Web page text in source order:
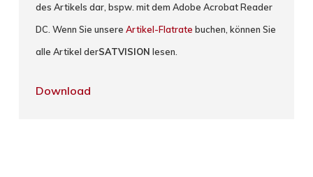
des Artikels dar, bspw. mit dem Adobe Acrobat Reader
DC. Wenn Sie unsereArtikel-Flatrate buchen, können Sie
alle Artikel derSATVISION lesen.
Download